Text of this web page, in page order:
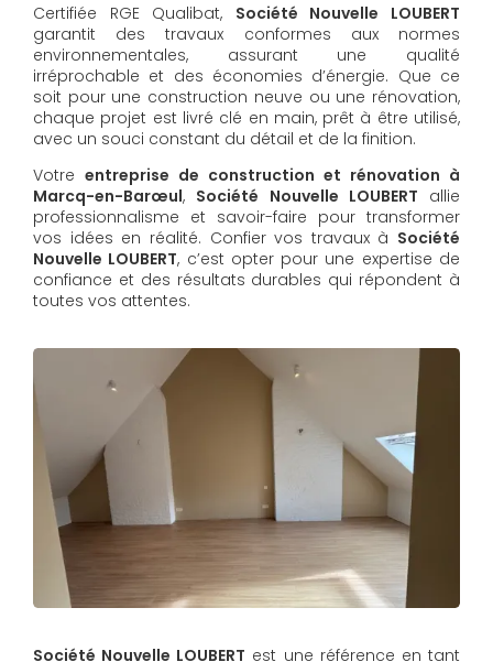
Certifiée RGE Qualibat, Société Nouvelle LOUBERT
garantit des travaux conformes aux normes
environnementales, assurant une qualité
irréprochable et des économies d’énergie. Que ce
soit pour une construction neuve ou une rénovation,
chaque projet est livré clé en main, prêt à être utilisé,
avec un souci constant du détail et de la finition.
Votre entreprise de construction et rénovation à
Marcq-en-Barœul, Société Nouvelle LOUBERT allie
professionnalisme et savoir-faire pour transformer
vos idées en réalité. Confier vos travaux à Société
Nouvelle LOUBERT, c’est opter pour une expertise de
confiance et des résultats durables qui répondent à
toutes vos attentes.
Société Nouvelle LOUBERT est une référence en tant